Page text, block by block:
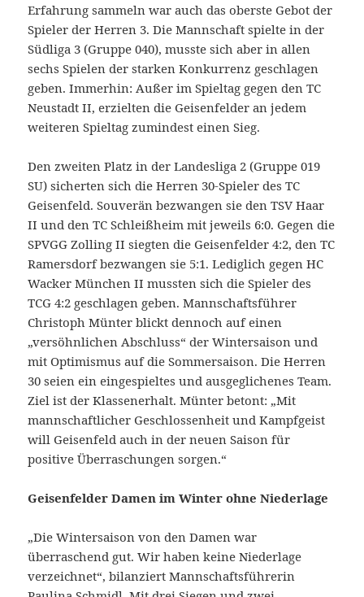
Erfahrung sammeln war auch das oberste Gebot der
Spieler der Herren 3. Die Mannschaft spielte in der
Südliga 3 (Gruppe 040), musste sich aber in allen
sechs Spielen der starken Konkurrenz geschlagen
geben. Immerhin: Außer im Spieltag gegen den TC
Neustadt II, erzielten die Geisenfelder an jedem
weiteren Spieltag zumindest einen Sieg.
Den zweiten Platz in der Landesliga 2 (Gruppe 019
SU) sicherten sich die Herren 30-Spieler des TC
Geisenfeld. Souverän bezwangen sie den TSV Haar
II und den TC Schleißheim mit jeweils 6:0. Gegen die
SPVGG Zolling II siegten die Geisenfelder 4:2, den TC
Ramersdorf bezwangen sie 5:1. Lediglich gegen HC
Wacker München II mussten sich die Spieler des
TCG 4:2 geschlagen geben. Mannschaftsführer
Christoph Münter blickt dennoch auf einen
„versöhnlichen Abschluss“ der Wintersaison und
mit Optimismus auf die Sommersaison. Die Herren
30 seien ein eingespieltes und ausgeglichenes Team.
Ziel ist der Klassenerhalt. Münter betont: „Mit
mannschaftlicher Geschlossenheit und Kampfgeist
will Geisenfeld auch in der neuen Saison für
positive Überraschungen sorgen.“
Geisenfelder Damen im Winter ohne Niederlage
„Die Wintersaison von den Damen war
überraschend gut. Wir haben keine Niederlage
verzeichnet“, bilanziert Mannschaftsführerin